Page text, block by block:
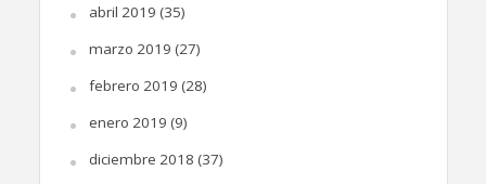
abril 2019 (35)
marzo 2019 (27)
febrero 2019 (28)
enero 2019 (9)
diciembre 2018 (37)